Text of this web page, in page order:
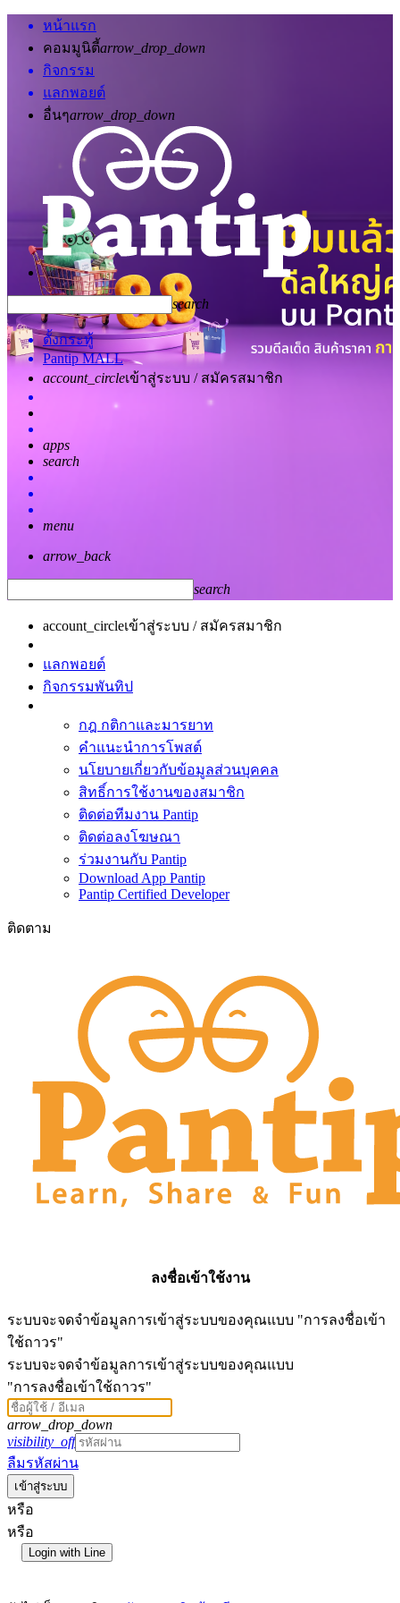
หน้าแรก
คอมมูนิตี้arrow_drop_down
กิจกรรม
แลกพอยต์
อื่นๆarrow_drop_down
search
ตั้งกระทู้
Pantip MALL
account_circleเข้าสู่ระบบ / สมัครสมาชิก
apps
search
menu
arrow_back
search
account_circleเข้าสู่ระบบ / สมัครสมาชิก
แลกพอยต์
กิจกรรมพันทิป
กฎ กติกาและมารยาท
คำแนะนำการโพสต์
นโยบายเกี่ยวกับข้อมูลส่วนบุคคล
สิทธิ์การใช้งานของสมาชิก
ติดต่อทีมงาน Pantip
ติดต่อลงโฆษณา
ร่วมงานกับ Pantip
Download App Pantip
Pantip Certified Developer
ติดตาม
ลงชื่อเข้าใช้งาน
ระบบจะจดจำข้อมูลการเข้าสู่ระบบของคุณแบบ "การลงชื่อเข้า
ใช้ถาวร"
ระบบจะจดจำข้อมูลการเข้าสู่ระบบของคุณแบบ
"การลงชื่อเข้าใช้ถาวร"
arrow_drop_down
visibility_off
ลืมรหัสผ่าน
เข้าสู่ระบบ
หรือ
หรือ
Login with Line